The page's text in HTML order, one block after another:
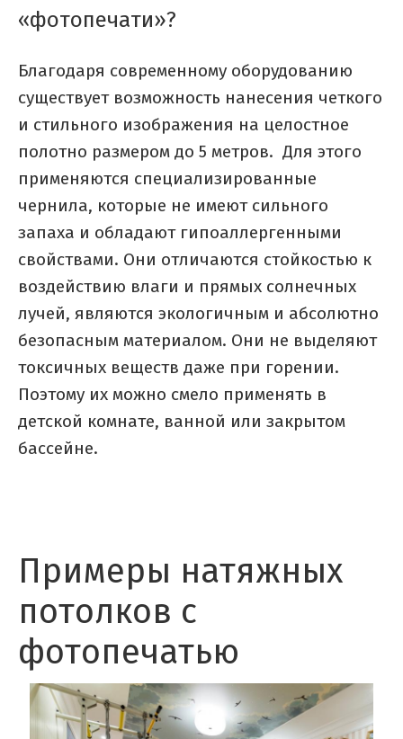
«фотопечати»?
Благодаря современному оборудованию
существует возможность нанесения четкого
и стильного изображения на целостное
полотно размером до 5 метров. Для этого
применяются специализированные
чернила, которые не имеют сильного
запаха и обладают гипоаллергенными
свойствами. Они отличаются стойкостью к
воздействию влаги и прямых солнечных
лучей, являются экологичным и абсолютно
безопасным материалом. Они не выделяют
токсичных веществ даже при горении.
Поэтому их можно смело применять в
детской комнате, ванной или закрытом
бассейне.
Примеры натяжных
потолков с
фотопечатью